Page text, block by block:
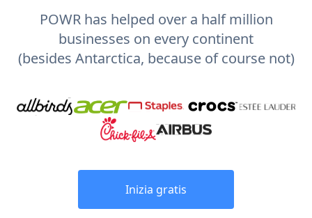
POWR has helped over a half million
businesses on every continent
(besides Antarctica, because of course not)
Inizia gratis